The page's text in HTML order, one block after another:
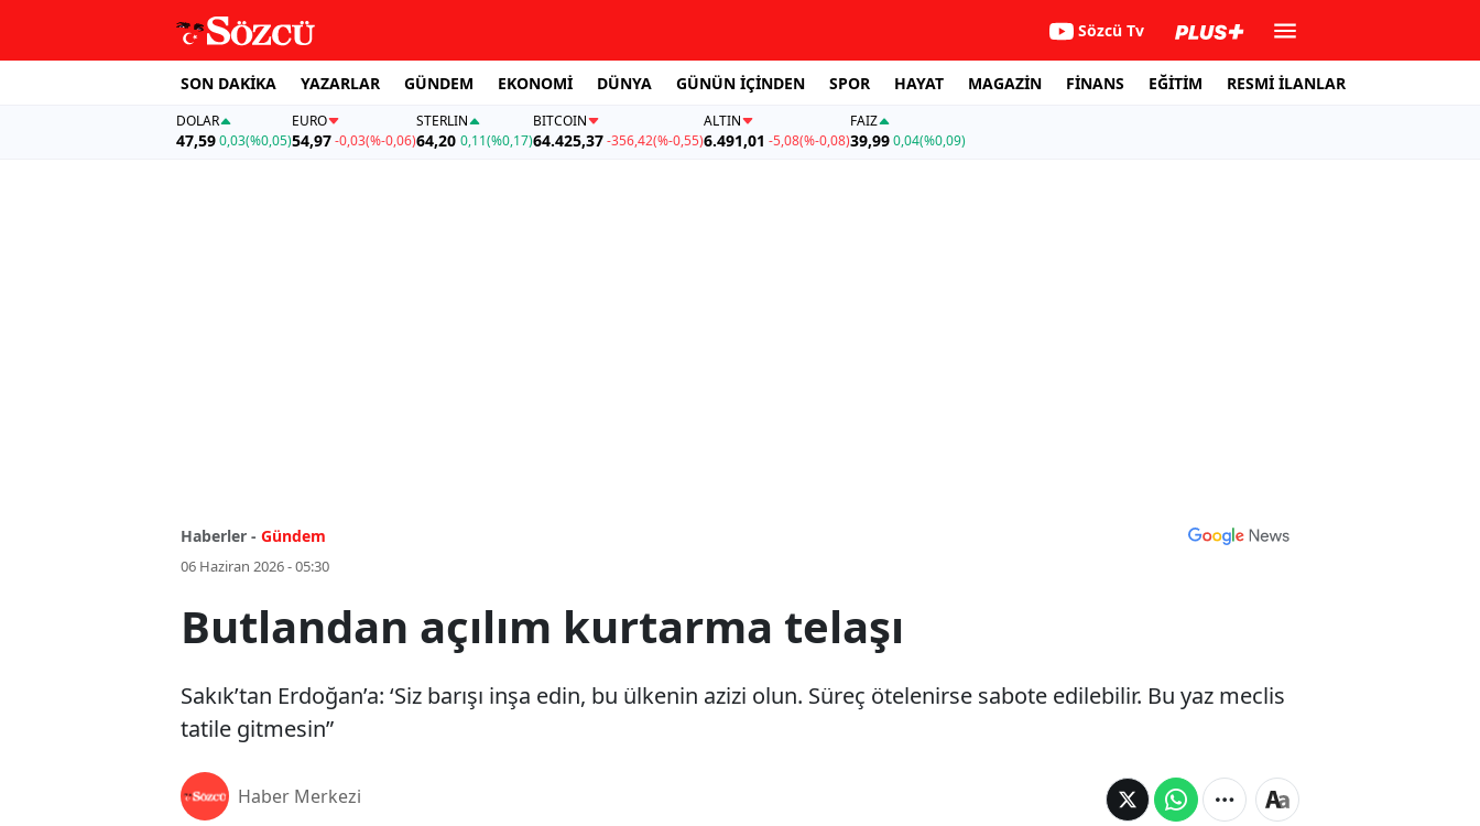
Sözcü Tv
SON DAKİKA YAZARLAR GÜNDEM EKONOMİ DÜNYA GÜNÜN İÇİNDEN SPOR HAYAT MAGAZİN FİNANS EĞİTİM RESMİ İLANLAR
DOLAR
47,590,03(%0,05)
EURO
54,97 -0,03(%-0,06)
STERLIN
64,20 0,11(%0,17)
BITCOIN
64.425,37-356,42(%-0,55)
ALTIN
6.491,01 -5,08(%-0,08)
FAİZ
39,990,04(%0,09)
Haberler - Gündem
06 Haziran 2026 - 05:30
Butlandan açılım kurtarma telaşı
Sakık’tan Erdoğan’a: ‘Siz barışı inşa edin, bu ülkenin azizi olun. Süreç ötelenirse sabote edilebilir. Bu yaz meclis
tatile gitmesin”
Haber Merkezi